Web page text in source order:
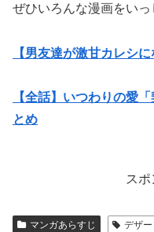
ぜひいろんな漫画をいっ
【男友達が激甘カレシ
【全話】いつわりの愛
とめ
スポ
マンガあらすじ デザー